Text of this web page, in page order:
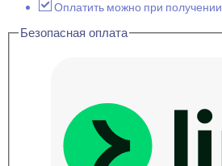
панель
Оплатить можно при получении
Безопасная оплата